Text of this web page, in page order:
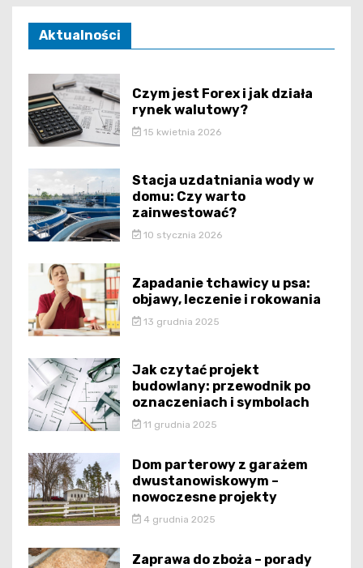
Aktualności
Czym jest Forex i jak działa
rynek walutowy?
15 kwietnia 2026
Stacja uzdatniania wody w
domu: Czy warto
zainwestować?
10 stycznia 2026
Zapadanie tchawicy u psa:
objawy, leczenie i rokowania
13 grudnia 2025
Jak czytać projekt
budowlany: przewodnik po
oznaczeniach i symbolach
11 grudnia 2025
Dom parterowy z garażem
dwustanowiskowym –
nowoczesne projekty
4 grudnia 2025
Zaprawa do zboża – porady